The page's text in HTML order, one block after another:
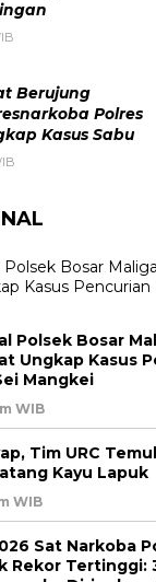
Berujung
Polres
Kasus Sabu
Polsek Bosar
Ungkap Kasus
Mangkei
WIB
Tim URC
Kayu Lapuk
WIB
Sat Narkoba
Rekor Tertinggi: